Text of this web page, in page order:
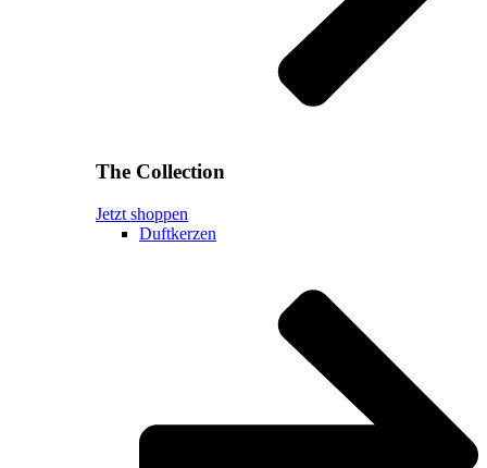
The Collection
Jetzt shoppen
Duftkerzen